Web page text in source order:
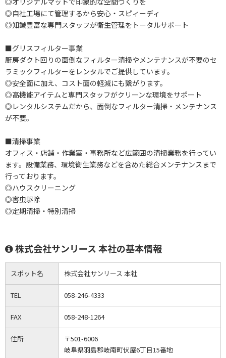
◎自社工場にて管理するから安心・スピィーディ
◎知識豊富な専門スタッフが衛生管理をトータルサポート
■グリスフィルター事業
厨房ダクト回りの面倒なフィルター清掃やメンテナンスが不要のセ
ラミックフィルターをレンタルでご提供しています。
◎安全面に加え、コスト面の軽減にも繋がります。
◎高機能アイテムと専門スタッフがクリーンな環境をサポート
◎レンタルシステムだから、面倒なフィルター清掃・メンテナンス
が不要。
■清掃事業
オフィス・店舗・作業室・事務所など広範囲の清掃業務を行ってい
ます。設備業務、環境衛生業務などを含めた総合メンテナンスまで
行っております。
◎ハウスクリーニング
◎害虫駆除
◎定期清掃・特別清掃
株式会社サンリース 本社の基本情報
スポット名 株式会社サンリース 本社
TEL 058-246-4333
FAX 058-248-1264
住所
〒501-6006
岐阜県羽島郡岐南町伏屋6丁目15番地